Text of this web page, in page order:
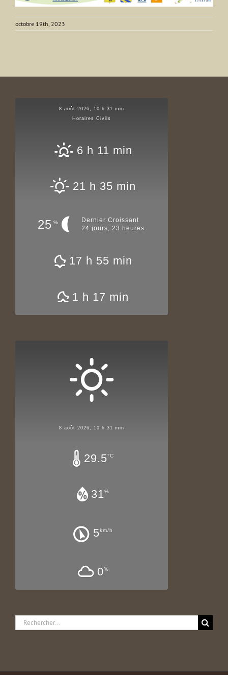
octobre 19th, 2023
8 août 2026, 10 h 31 min
Horaires Civils
6 h 11 min
21 h 35 min
25 %
Dernier Croissant
24 jours, 23 heures
17 h 55 min
1 h 17 min
8 août 2026, 10 h 31 min
29.5°C
31%
5km/h
0%
Rechercher: